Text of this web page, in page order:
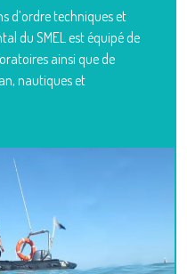
d’ordre techniques et
du SMEL est équipé de
ainsi que de
nautiques et